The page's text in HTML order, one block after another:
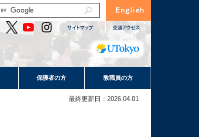
保護者の方 教職員の方
最終更新日：2026.04.01